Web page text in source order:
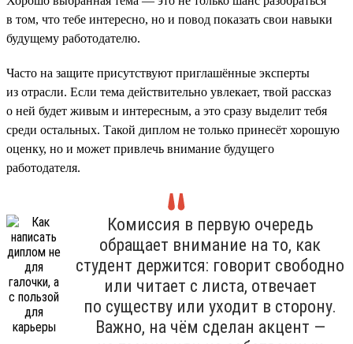
в том, что тебе интересно, но и повод показать свои навыки
будущему работодателю.
Часто на защите присутствуют приглашённые эксперты
из отрасли. Если тема действительно увлекает, твой рассказ
о ней будет живым и интересным, а это сразу выделит тебя
среди остальных. Такой диплом не только принесёт хорошую
оценку, но и может привлечь внимание будущего
работодателя.
Комиссия в первую очередь
обращает внимание на то, как
студент держится: говорит свободно
или читает с листа, отвечает
по существу или уходит в сторону.
Важно, на чём сделан акцент —